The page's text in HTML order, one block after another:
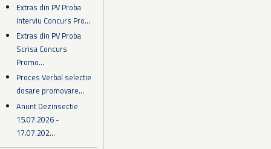
Extras din PV Proba
Interviu Concurs Pro...
Extras din PV Proba
Scrisa Concurs
Promo...
Proces Verbal selectie
dosare promovare...
Anunt Dezinsectie
15.07.2026 -
17.07.202...